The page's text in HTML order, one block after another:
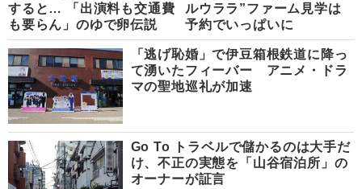
すると… 「出演料も交通費
も要らん」のゆで卵伝説
ルウララ”ファーム見学は
予約でいっぱいに
「逃げ恥婚」で伊豆箱根鉄道に降っ
て湧いたフィーバー アニメ・ドラ
マの聖地巡礼が加速
Go To トラベルで儲かるのは大手だ
け、不正の実態を「山谷宿泊所」の
オーナーが証言